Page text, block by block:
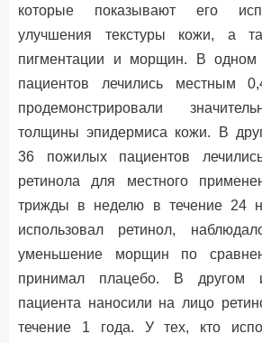
которые показывают его
улучшения текстуры кожи, а
пигментации и морщин. В одном
пациентов лечились местным
продемонстрировали
толщины эпидермиса кожи. В
36 пожилых пациентов
ретинола для местного
трижды в неделю в течение 24
использовал ретинол,
уменьшение морщин по
принимал плацебо. В другом
пациента наносили на лицо
течение 1 года. У тех, кто